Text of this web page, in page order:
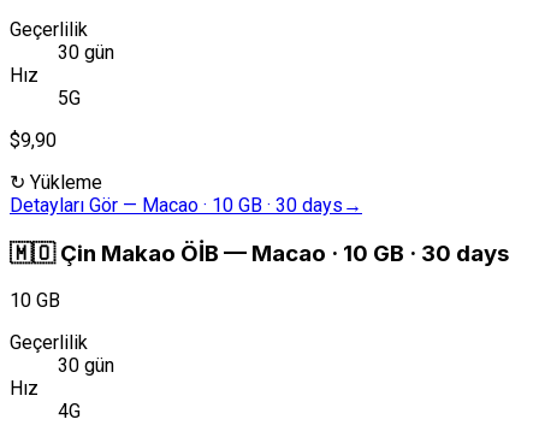
Geçerlilik
30 gün
Hız
5G
$9,90
↻ Yükleme
Detayları Gör — Macao · 10 GB · 30 days →
🇲🇴 Çin Makao ÖİB — Macao · 10 GB · 30 days
10 GB
Geçerlilik
30 gün
Hız
4G